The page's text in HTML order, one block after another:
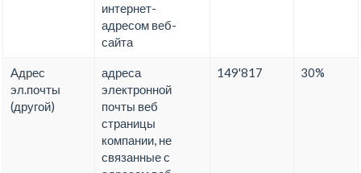
интернет-
адресом веб-
сайта
Адрес
эл.почты
(другой)
адреса
электронной
почты веб
страницы
компании, не
связанные с
149'817 30%